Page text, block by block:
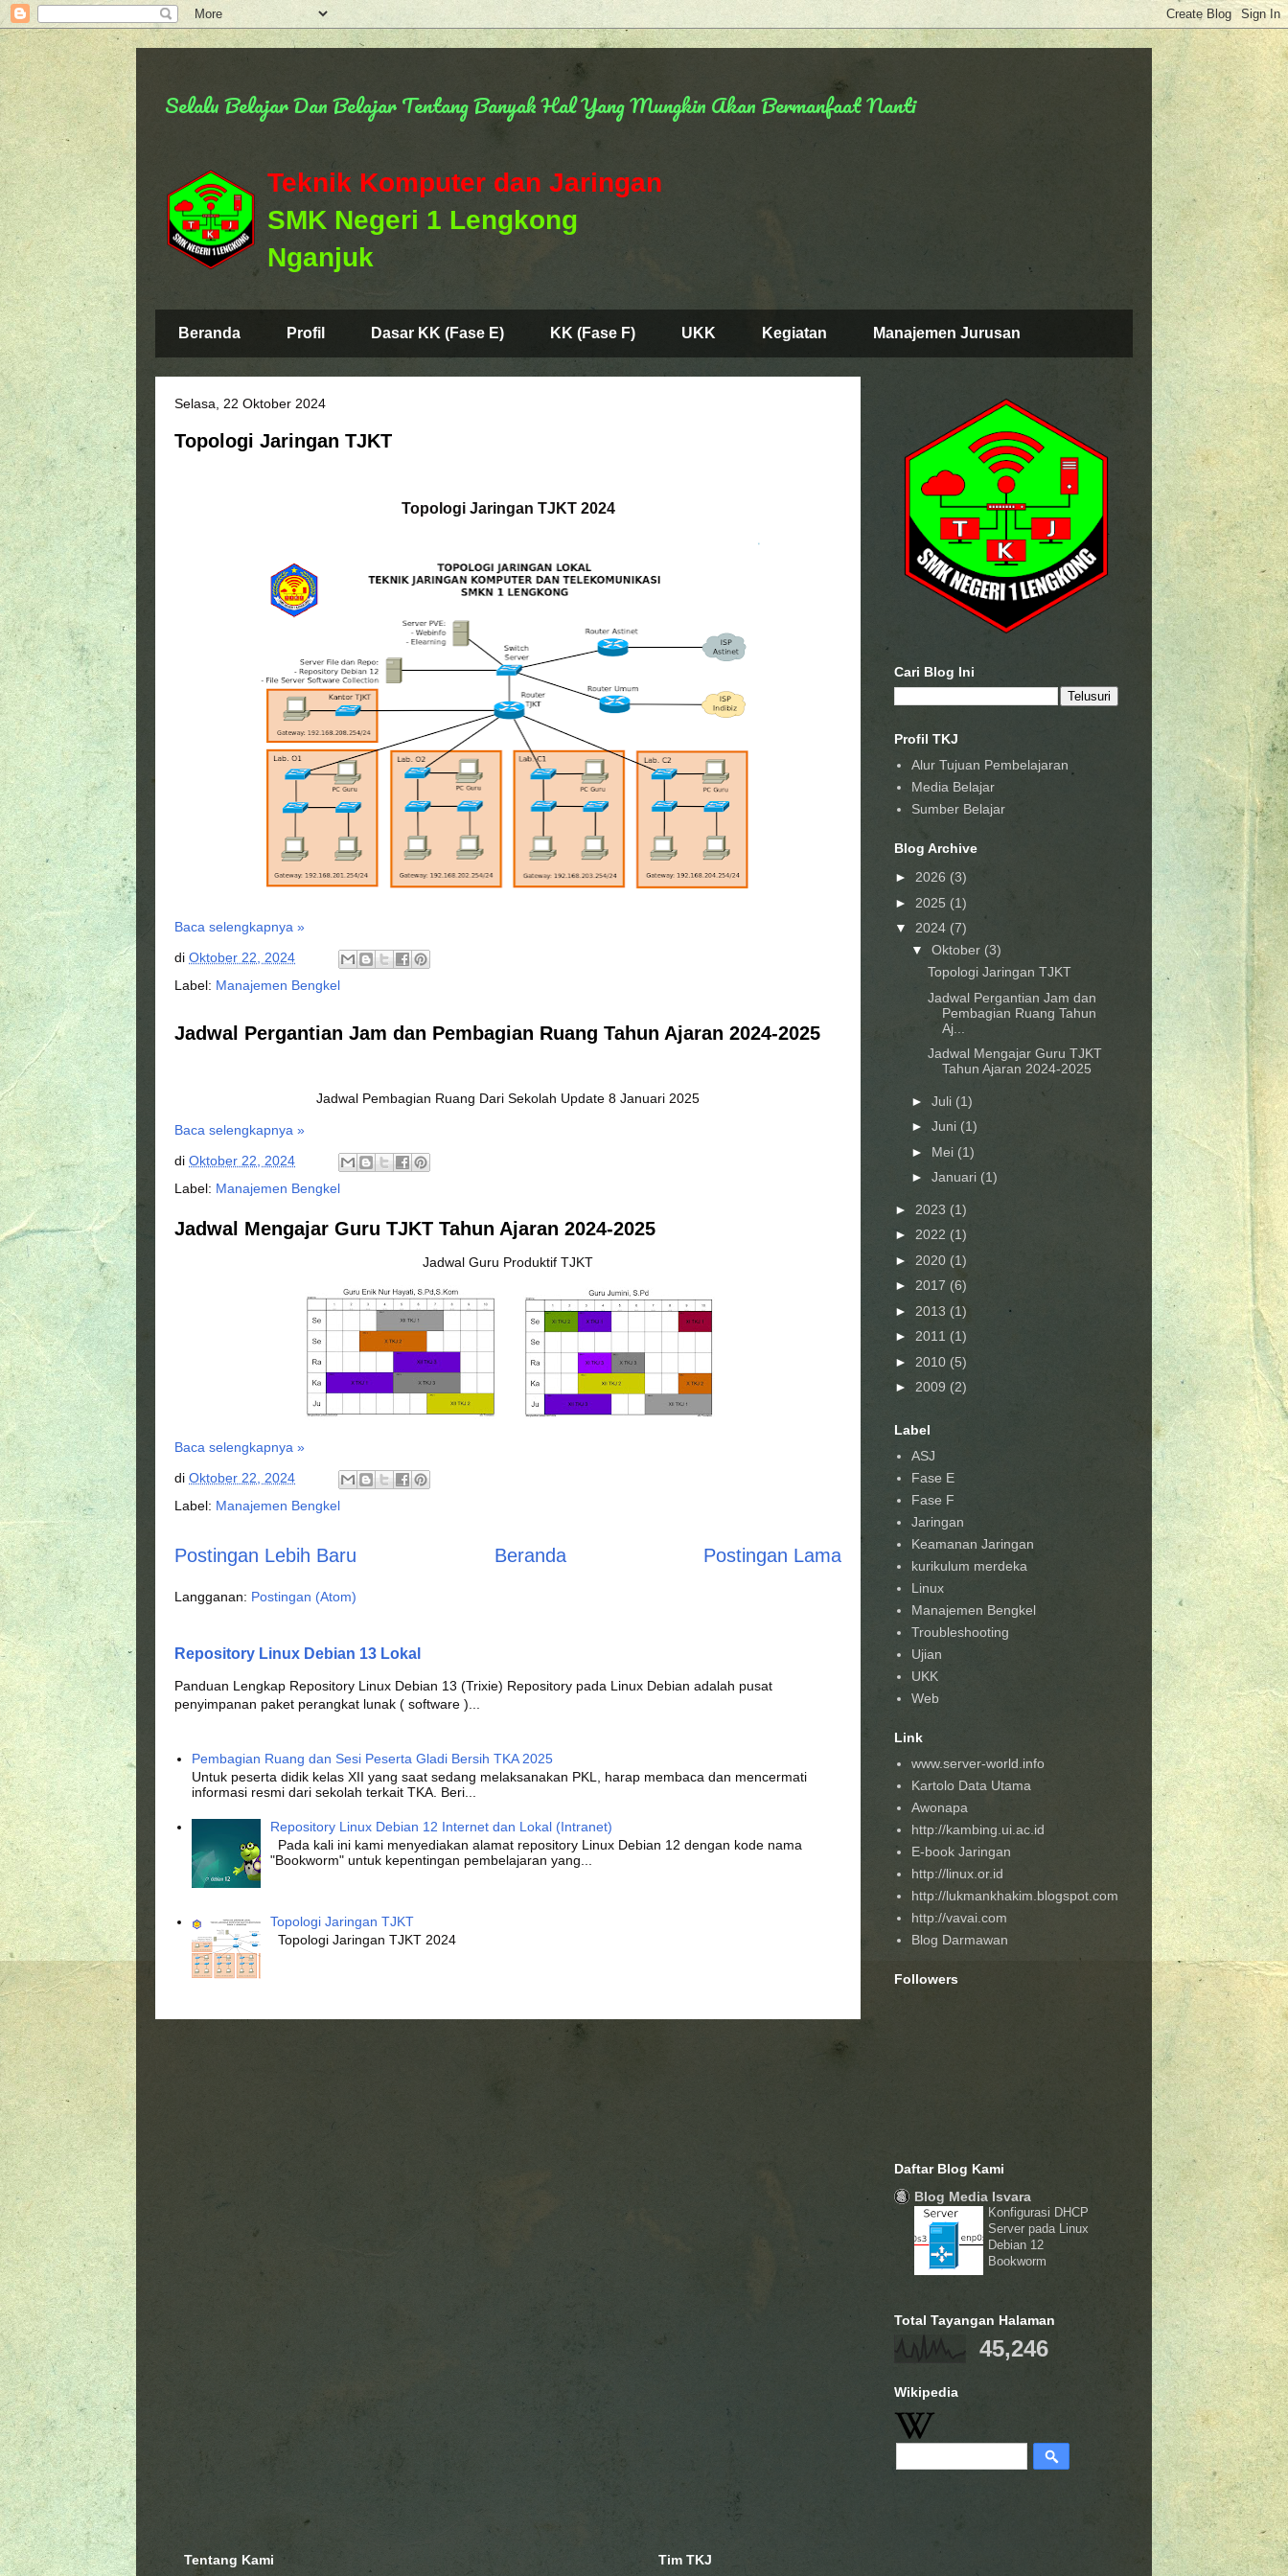
Selalu Belajar Dan Belajar Tentang Banyak Hal Yang Mungkin Akan Bermanfaat Nanti
Teknik Komputer dan Jaringan
SMK Negeri 1 Lengkong
Nganjuk
Beranda Profil Dasar KK (Fase E) KK (Fase F) UKK Kegiatan Manajemen Jurusan
Selasa, 22 Oktober 2024
Topologi Jaringan TJKT
Topologi Jaringan TJKT 2024
Baca selengkapnya »
di Oktober 22, 2024
Label: Manajemen Bengkel
Jadwal Pergantian Jam dan Pembagian Ruang Tahun Ajaran 2024-2025
Jadwal Pembagian Ruang Dari Sekolah Update 8 Januari 2025
Baca selengkapnya »
di Oktober 22, 2024
Label: Manajemen Bengkel
Jadwal Mengajar Guru TJKT Tahun Ajaran 2024-2025
Jadwal Guru Produktif TJKT
Baca selengkapnya »
di Oktober 22, 2024
Label: Manajemen Bengkel
Postingan Lebih Baru Postingan Lama
Beranda
Langganan: Postingan (Atom)
Repository Linux Debian 13 Lokal
Panduan Lengkap Repository Linux Debian 13 (Trixie) Repository pada Linux Debian adalah pusat
penyimpanan paket perangkat lunak ( software )...
Pembagian Ruang dan Sesi Peserta Gladi Bersih TKA 2025
Untuk peserta didik kelas XII yang saat sedang melaksanakan PKL, harap membaca dan mencermati
informasi resmi dari sekolah terkait TKA. Beri...
Repository Linux Debian 12 Internet dan Lokal (Intranet)
Pada kali ini kami menyediakan alamat repository Linux Debian 12 dengan kode nama
"Bookworm" untuk kepentingan pembelajaran yang...
Topologi Jaringan TJKT
Topologi Jaringan TJKT 2024
Cari Blog Ini
Profil TKJ
Alur Tujuan Pembelajaran
Media Belajar
Sumber Belajar
Blog Archive
► 2026 (3)
► 2025 (1)
▼ 2024 (7)
▼ Oktober (3)
Topologi Jaringan TJKT
Jadwal Pergantian Jam dan
Pembagian Ruang Tahun
Aj...
Jadwal Mengajar Guru TJKT
Tahun Ajaran 2024-2025
► Juli (1)
► Juni (1)
► Mei (1)
► Januari (1)
► 2023 (1)
► 2022 (1)
► 2020 (1)
► 2017 (6)
► 2013 (1)
► 2011 (1)
► 2010 (5)
► 2009 (2)
Label
ASJ
Fase E
Fase F
Jaringan
Keamanan Jaringan
kurikulum merdeka
Linux
Manajemen Bengkel
Troubleshooting
Ujian
UKK
Web
Link
www.server-world.info
Kartolo Data Utama
Awonapa
http://kambing.ui.ac.id
E-book Jaringan
http://linux.or.id
http://lukmankhakim.blogspot.com
http://vavai.com
Blog Darmawan
Followers
Daftar Blog Kami
Blog Media Isvara
Konfigurasi DHCP
Server pada Linux
Debian 12
Bookworm
Total Tayangan Halaman
45,246
Wikipedia
Tentang Kami Tim TKJ